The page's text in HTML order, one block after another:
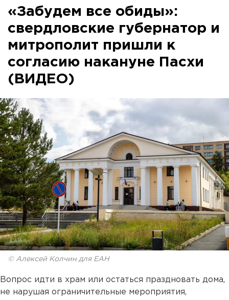
«Забудем все обиды»:
свердловские губернатор и
митрополит пришли к
согласию накануне Пасхи
(ВИДЕО)
© Алексей Колчин для ЕАН
Вопрос идти в храм или остаться праздновать дома,
не нарушая ограничительные мероприятия,